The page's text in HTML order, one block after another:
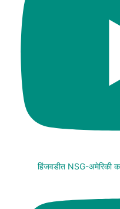
हिंजवडीत NSG-अमेरिकी